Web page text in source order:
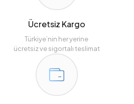
Ücretsiz Kargo
Türkiye’nin her yerine
ücretsiz ve sigortalı teslimat